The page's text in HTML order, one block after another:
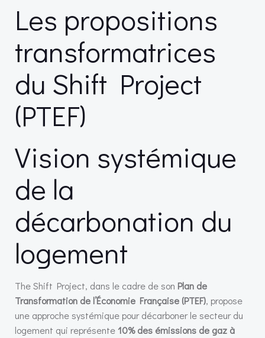
Les propositions
transformatrices
du Shift Project
(PTEF)
Vision systémique
de la
décarbonation du
logement
The Shift Project, dans le cadre de son Plan de
Transformation de l’Économie Française (PTEF), propose
une approche systémique pour décarboner le secteur du
logement qui représente10% des émissions de gaz à